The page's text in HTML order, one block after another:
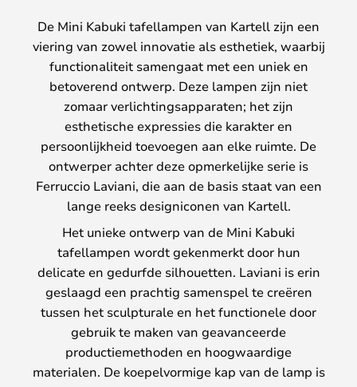
De Mini Kabuki tafellampen van Kartell zijn een
viering van zowel innovatie als esthetiek, waarbij
functionaliteit samengaat met een uniek en
betoverend ontwerp. Deze lampen zijn niet
zomaar verlichtingsapparaten; het zijn
esthetische expressies die karakter en
persoonlijkheid toevoegen aan elke ruimte. De
ontwerper achter deze opmerkelijke serie is
Ferruccio Laviani, die aan de basis staat van een
lange reeks designiconen van Kartell.
Het unieke ontwerp van de Mini Kabuki
tafellampen wordt gekenmerkt door hun
delicate en gedurfde silhouetten. Laviani is erin
geslaagd een prachtig samenspel te creëren
tussen het sculpturale en het functionele door
gebruik te maken van geavanceerde
productiemethoden en hoogwaardige
materialen. De koepelvormige kap van de lamp is